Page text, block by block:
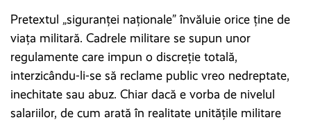
Pretextul „siguranței naționale” învăluie orice ține de
viața militară. Cadrele militare se supun unor
regulamente care impun o discreție totală,
interzicându-li-se să reclame public vreo nedreptate,
inechitate sau abuz. Chiar dacă e vorba de nivelul
salariilor, de cum arată în realitate unitățile militare